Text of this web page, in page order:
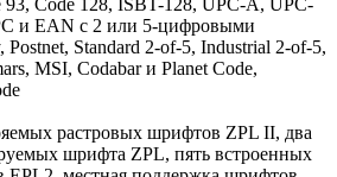
и EAN с 2 или 5-цифровыми
Standard 2-of-5, Industrial 2-of-5,
MSI, Codabar и Planet Code,
растровых шрифтов ZPL II, два
шрифта ZPL, пять встроенных